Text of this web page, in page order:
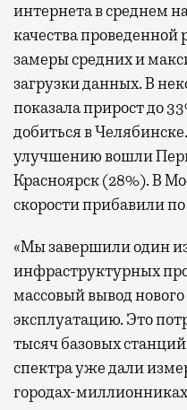
интернета в среднем
качества проведенной
замеры средних и
загрузки данных. В
показала прирост до
добиться в
улучшению вошли
Красноярск (28%). В
скорости прибавили по
«Мы завершили один
инфраструктурных
массовый вывод
эксплуатацию. Это
тысяч базовых
спектра уже дали
городах-